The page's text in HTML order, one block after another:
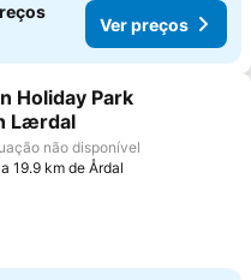
Ver preços
aos favoritos
Holiday Park
Lærdal
não disponível
19.9 km de Årdal